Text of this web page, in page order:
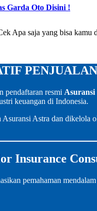
Garda Oto Disini !
Apa saja yang bisa kamu
pendaftaran resmi
keuangan di Indonesia.
Asuransi Astra dan dikelola
Insurance
pemahaman